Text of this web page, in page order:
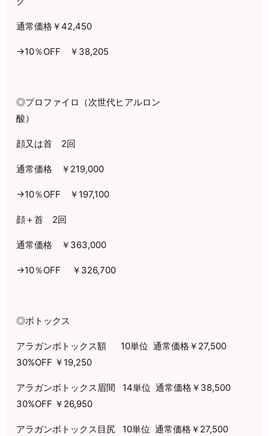
通常価格￥42,450
→10％OFF ￥ 38,205
◎プロファイロ（次世代ヒアルロン
酸）
顔又は首 2回
通常価格 ￥ 219,000
→10％OFF ￥ 197,100
顔＋首 2回
通常価格 ￥ 363,000
→10％OFF ￥ 326,700
◎ボトックス
アラガンボトックス額 10単位 通常価格￥ 27,500
30%OFF ￥ 19,250
アラガンボトックス眉間 14単位 通常価格￥ 38,500
30%OFF ￥ 26,950
アラガンボトックス目尻 10単位 通常価格￥ 27,500